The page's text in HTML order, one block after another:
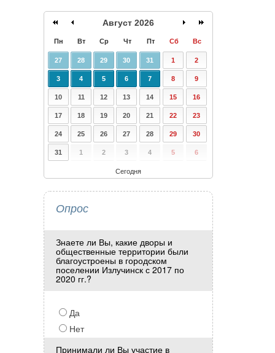
Август 2026
Пн Вт Ср Чт Пт Сб Вс
27 28 29 30 31 1 2
3 4 5 6 7 8 9
10 11 12 13 14 15 16
17 18 19 20 21 22 23
24 25 26 27 28 29 30
31 1 2 3 4 5 6
Сегодня
Опрос
Знаете ли Вы, какие дворы и
общественные территории были
благоустроены в городском
поселении Излучинск с 2017 по
2020 гг.?
Да
Нет
Принимали ли Вы участие в